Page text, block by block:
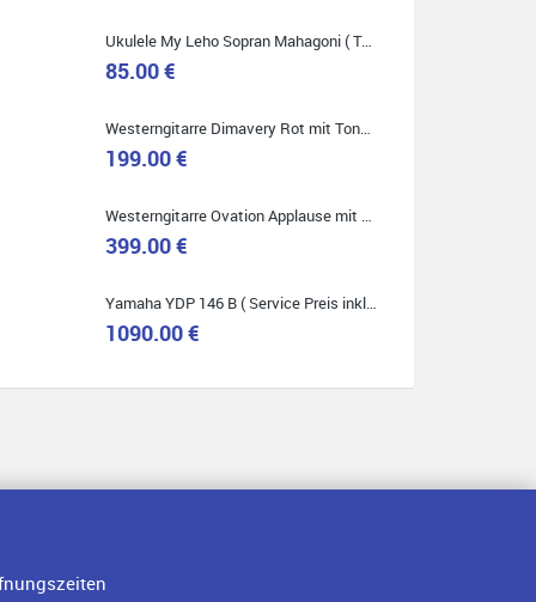
Quelle: Google-Rezension
Ukulele My Leho Sopran Mahagoni ( Top Empfehlung ! )
85.00 €
199.00 €
399.00 €
1090.00 €